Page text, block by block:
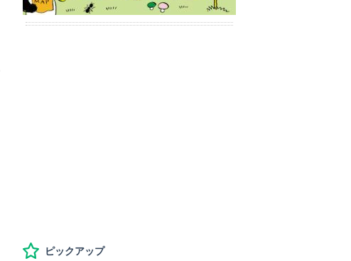
ピックアップ